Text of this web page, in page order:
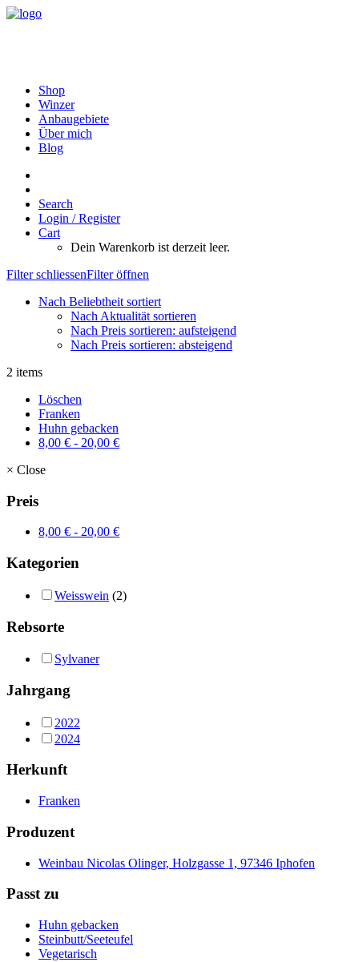
Shop
Winzer
Anbaugebiete
Über mich
Blog
Search
Login / Register
Cart
Dein Warenkorb ist derzeit leer.
Filter schliessenFilter öffnen
Nach Beliebtheit sortiert
Nach Aktualität sortieren
Nach Preis sortieren: aufsteigend
Nach Preis sortieren: absteigend
2 items
Löschen
Franken
Huhn gebacken
8,00 € - 20,00 €
× Close
Preis
8,00 € - 20,00 €
Kategorien
Weisswein (2)
Rebsorte
Sylvaner
Jahrgang
2022
2024
Herkunft
Franken
Produzent
Weinbau Nicolas Olinger, Holzgasse 1, 97346 Iphofen
Passt zu
Huhn gebacken
Steinbutt/Seeteufel
Vegetarisch